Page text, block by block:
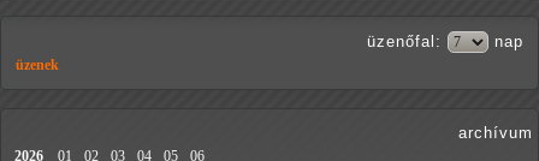
üzenőfal : nap
üzenek
archívum
2026 01 02 03 04 05
06